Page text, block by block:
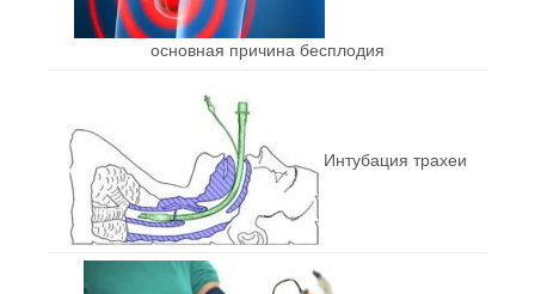
основная причина бесплодия
Интубация трахеи